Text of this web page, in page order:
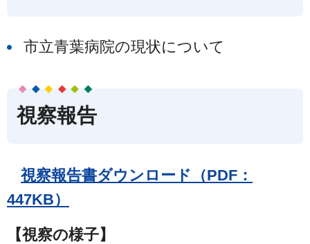
市立青葉病院の現状について
視察報告
視察報告書ダウンロード（PDF：
447KB）
【視察の様子】